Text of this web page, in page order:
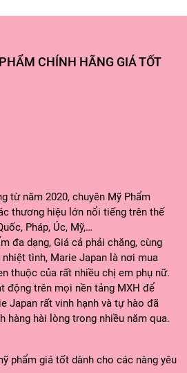
đàn hương, Đậu tonka
loại trái cây nhiệt đới Táo, Macca
và trái cây Kiwi, Ổi, Quả táo
loại mùi Xạ hương, Mùi ngọt, Mùi
- Thư giãn, dễ chịu, cuốn hút
lê
mộc lan
CHÍNH HÃNG GIÁ TỐT
từ năm 2020, chuyên Mỹ Phẩm
thương hiệu lớn nổi tiếng trên thế
Pháp, Úc, Mỹ,…
đa dạng, Giá cả phải chăng, cùng
tình, Marie Japan là nơi mua
thuộc của rất nhiều chị em phụ nữ.
động trên mọi nền tảng MXH để
Japan rất vinh hạnh và tự hào đã
hàng hài lòng trong nhiều năm qua.
phẩm giá tốt dành cho các nàng yêu